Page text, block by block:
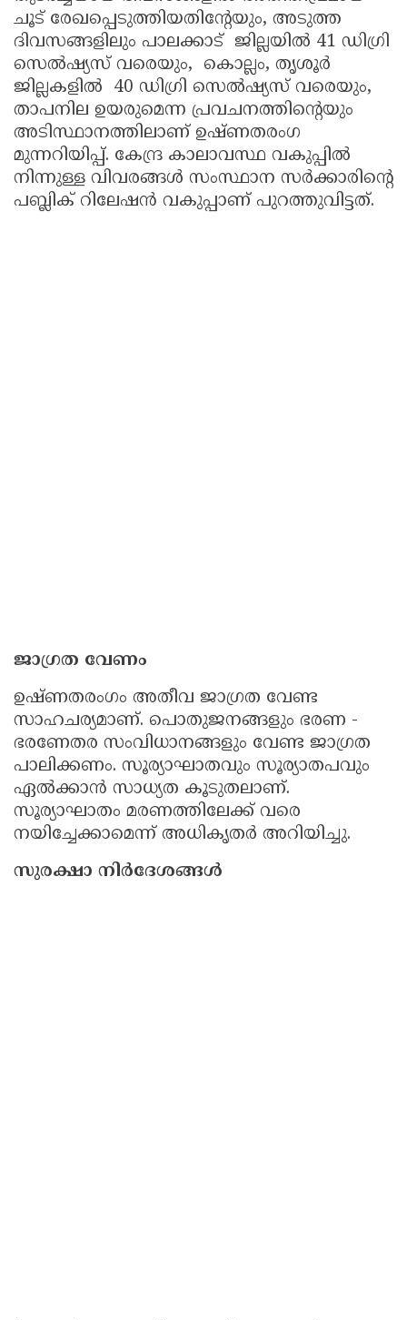
ചൂട് രേഖപ്പെടുത്തിയതിന്റേയും, അടുത്ത
ദിവസങ്ങളിലും പാലക്കാട് ജില്ലയിൽ 41 ഡിഗ്രി
സെൽഷ്യസ് വരെയും, കൊല്ലം, തൃശൂർ
ജില്ലകളിൽ 40 ഡിഗ്രി സെൽഷ്യസ് വരെയും,
താപനില ഉയരുമെന്ന പ്രവചനത്തിന്റെയും
അടിസ്ഥാനത്തിലാണ് ഉഷ്ണതരംഗ
മുന്നറിയിപ്പ്. കേന്ദ്ര കാലാവസ്ഥ വകുപ്പിൽ
നിന്നുള്ള വിവരങ്ങൾ സംസ്ഥാന സർക്കാരിന്റെ
പബ്ലിക് റിലേഷൻ വകുപ്പാണ് പുറത്തുവിട്ടത്.
ജാഗ്രത വേണം
ഉഷ്ണതരംഗം അതീവ ജാഗ്രത വേണ്ട
സാഹചര്യമാണ്. പൊതുജനങ്ങളും ഭരണ -
ഭരണേതര സംവിധാനങ്ങളും വേണ്ട ജാഗ്രത
പാലിക്കണം. സൂര്യാഘാതവും സൂര്യാതപവും
ഏൽക്കാൻ സാധ്യത കൂടുതലാണ്.
സൂര്യാഘാതം മരണത്തിലേക്ക് വരെ
നയിച്ചേക്കാമെന്ന് അധികൃതർ അറിയിച്ചു.
സുരക്ഷാ നിർദേശങ്ങൾ